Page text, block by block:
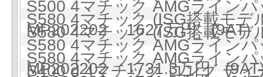
S500 4マチック AMGライン
MP202202 1627万円 (9AT)
S580 4マチック (ISG搭載モ
S580 4マチック (ISG搭載モ
S580 4マチック AMGライン
MP202202 1731.3万円
S580 4マチック AMGライン
S400 d 4マチック ロング デ